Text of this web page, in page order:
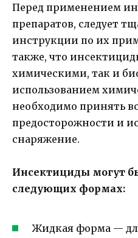
Перед применением
препаратов, следует
инструкции по их
также, что
химическими, так и
использованием
необходимо принять
предосторожности и
снаряжение.
Инсектициды могут
следующих формах:
Жидкая форма —